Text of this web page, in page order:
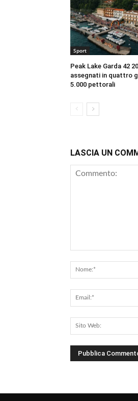
Sport
Peak Lake Garda 42
assegnati in quattro
5.000 pettorali
LASCIA UN